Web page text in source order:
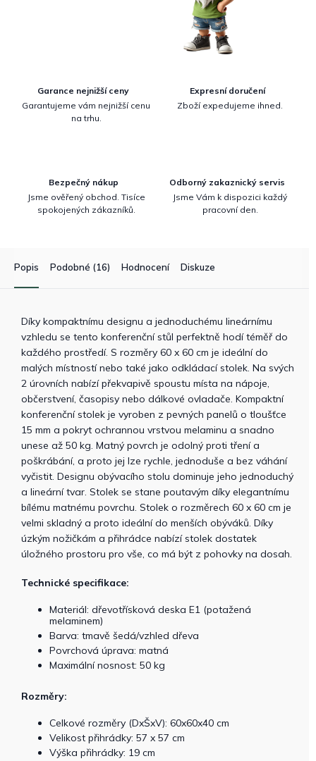
Garance nejnižší ceny
Garantujeme vám nejnižší cenu
na trhu.
Expresní doručení
Zboží expedujeme ihned.
Bezpečný nákup
Jsme ověřený obchod. Tisíce
spokojených zákazníků.
Odborný zakaznický servis
Jsme Vám k dispozici každý
pracovní den.
Popis Podobné (16) Hodnocení Diskuze
Díky kompaktnímu designu a jednoduchému lineárnímu
vzhledu se tento konferenční stůl perfektně hodí téměř do
každého prostředí. S rozměry 60 x 60 cm je ideální do
malých místností nebo také jako odkládací stolek. Na svých
2 úrovních nabízí překvapivě spoustu místa na nápoje,
občerstvení, časopisy nebo dálkové ovladače. Kompaktní
konferenční stolek je vyroben z pevných panelů o tloušťce
15 mm a pokryt ochrannou vrstvou melaminu a snadno
unese až 50 kg. Matný povrch je odolný proti tření a
poškrábání, a proto jej lze rychle, jednoduše a bez váhání
vyčistit. Designu obývacího stolu dominuje jeho jednoduchý
a lineární tvar. Stolek se stane poutavým díky elegantnímu
bílému matnému povrchu. Stolek o rozměrech 60 x 60 cm je
velmi skladný a proto ideální do menších obýváků. Díky
úzkým nožičkám a přihrádce nabízí stolek dostatek
úložného prostoru pro vše, co má být z pohovky na dosah.
Technické specifikace:
Materiál: dřevotřísková deska E1 (potažená
melaminem)
Barva: tmavě šedá/vzhled dřeva
Povrchová úprava: matná
Maximální nosnost: 50 kg
Rozměry:
Celkové rozměry (DxŠxV): 60x60x40 cm
Velikost přihrádky: 57 x 57 cm
Výška přihrádky: 19 cm